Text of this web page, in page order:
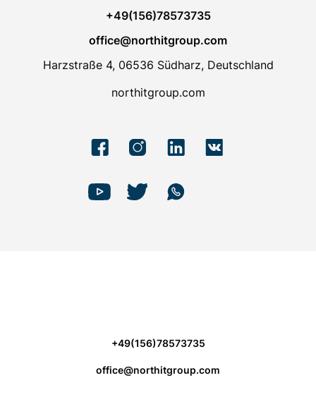
+49(156)78573735
office@northitgroup.com
Harzstraße 4, 06536 Südharz, Deutschland
northitgroup.com
+49(156)78573735
office@northitgroup.com